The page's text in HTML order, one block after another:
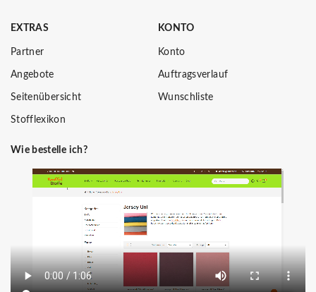
EXTRAS
Partner
Angebote
Seitenübersicht
Stofflexikon
KONTO
Konto
Auftragsverlauf
Wunschliste
Wie bestelle ich?